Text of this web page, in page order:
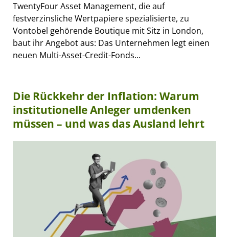
TwentyFour Asset Management, die auf
festverzinsliche Wertpapiere spezialisierte, zu
Vontobel gehörende Boutique mit Sitz in London,
baut ihr Angebot aus: Das Unternehmen legt einen
neuen Multi-Asset-Credit-Fonds...
Die Rückkehr der Inflation: Warum
institutionelle Anleger umdenken
müssen – und was das Ausland lehrt